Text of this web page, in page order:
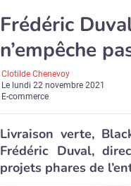
Frédéric
n’empêche
Clotilde Chenevoy
Le lundi 22 novembre 2021
E-commerce
Livraison verte,
Frédéric Duval,
projets phares de